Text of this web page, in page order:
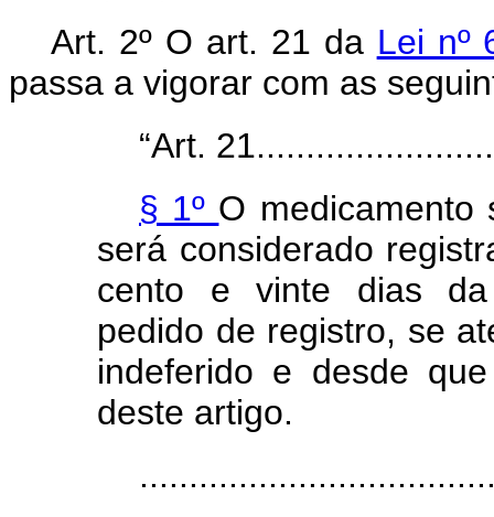
Art. 2º O art. 21 da Lei nº
passa a vigorar com as
“Art.
§ 1º O medicamento
será considerado
cento e vinte dias da
pedido de registro, se
indeferido e desde
deste artigo.